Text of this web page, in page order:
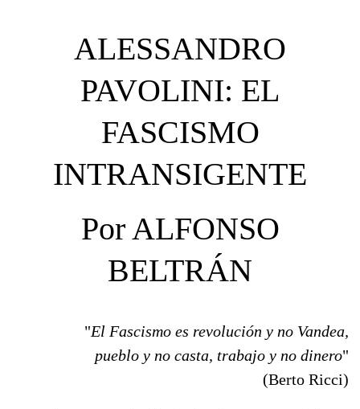
ALESSANDRO
PAVOLINI: EL
FASCISMO
INTRANSIGENTE
Por ALFONSO
BELTRÁN
"El Fascismo es revolución y no Vandea,
pueblo y no casta, trabajo y no dinero"
(Berto Ricci)